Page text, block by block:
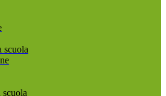
scuola
scuola